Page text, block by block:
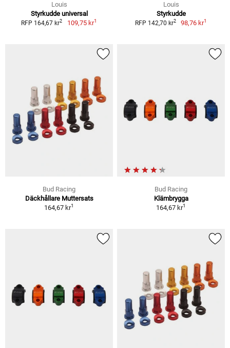
Louis
Styrkudde universal
RFP 164,67 kr2 109,75 kr1
Louis
Styrkudde
RFP 142,70 kr2 98,76 kr1
Bud Racing
Däckhållare Muttersats
164,67 kr1
Bud Racing
Klämbrygga
164,67 kr1